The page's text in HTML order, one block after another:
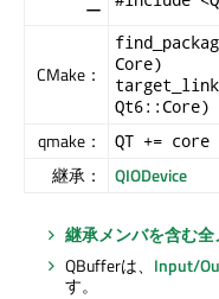
ー
CMake：
Core)
Qt6::Core)
qmake： QT += core
継承： QIODevice
継承メンバを含む
QBufferは、 Input/
す。